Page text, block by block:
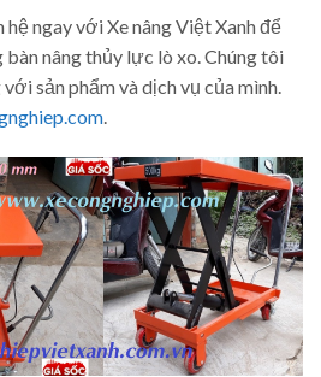
ngay với Xe nâng Việt Xanh để
nâng thủy lực lò xo. Chúng tôi
sản phẩm và dịch vụ của mình.
.